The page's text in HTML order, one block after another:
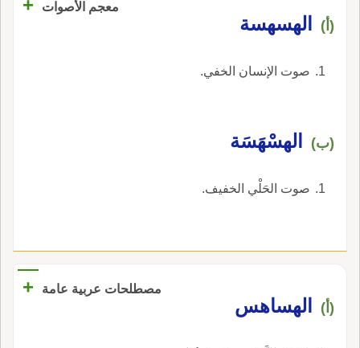
معجم الأصوات
(أ) الهسهسة
صوت الإنسان الخفي.
(ب) الهسْهَسَة
صوت الحَلْي الخفيف.
مصطلحات عربية عامة +
(أ) الهساهس